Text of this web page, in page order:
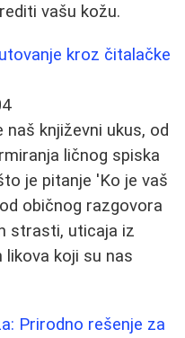
vašu kožu.
kroz čitalačke
književni ukus, od
ličnog spiska
je pitanje 'Ko je vaš
običnog razgovora
strasti, uticaja iz
likova koji su nas
Prirodno rešenje za